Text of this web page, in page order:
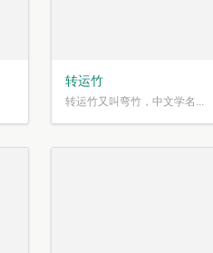
转运竹
转运竹又叫弯竹，中文学名...